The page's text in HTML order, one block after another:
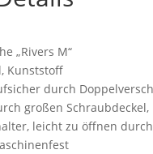
„Rivers M“
Kunststoff
durch
großen Schraubdeckel,
leicht zu öffnen